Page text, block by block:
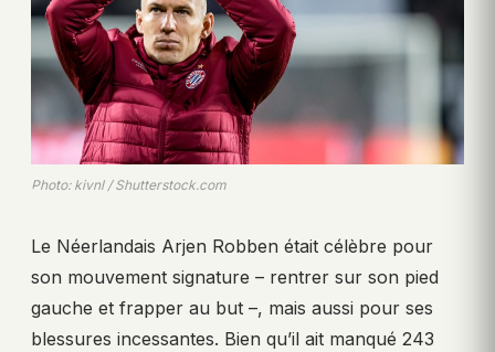
Photo: kivnl / Shutterstock.com
Le Néerlandais Arjen Robben était célèbre pour
son mouvement signature – rentrer sur son pied
gauche et frapper au but –, mais aussi pour ses
blessures incessantes. Bien qu’il ait manqué 243